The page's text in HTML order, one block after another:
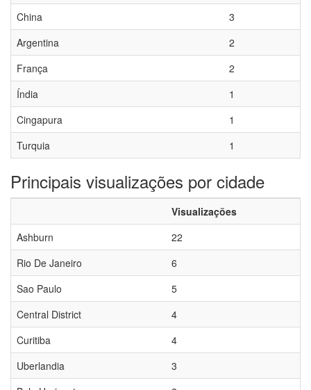
China
3
Argentina
2
França
2
Índia
1
Cingapura
1
Turquia
1
Principais visualizações por cidade
Visualizações
Ashburn
22
Rio De Janeiro
6
Sao Paulo
5
Central District
4
Curitiba
4
Uberlandia
3